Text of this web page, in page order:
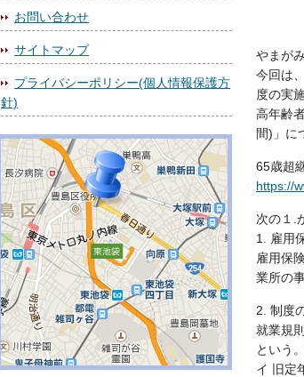
やまが
今回は
度の実
高年齢
間)」に
65歳超
https://
次の１.
1. 雇用
雇用保
業所の
2. 制度
就業規
という
イ 旧定
お問い合わせ
サイトマップ
プライバシーポリシー(個人情報保護方
針)